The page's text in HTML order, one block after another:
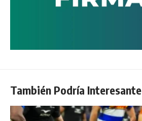
También Podría Interesante